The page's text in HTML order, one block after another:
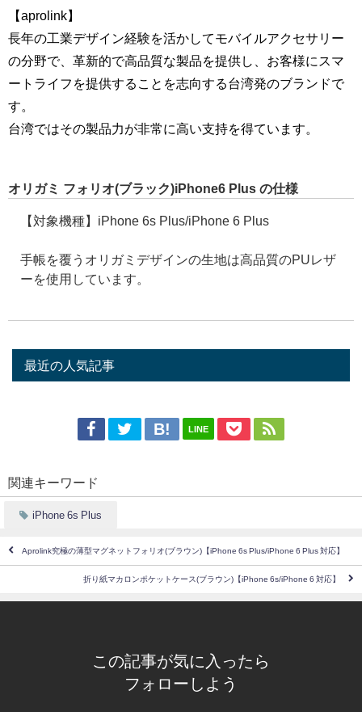
【aprolink】
長年の工業デザイン経験を活かしてモバイルアクセサリー
の分野で、革新的で高品質な製品を提供し、お客様にスマ
ートライフを提供することを志向する台湾発のブランドで
す。
台湾ではその製品力が非常に高い支持を得ています。
オリガミ フォリオ(ブラック)iPhone6 Plus の仕様
【対象機種】iPhone 6s Plus/iPhone 6 Plus
手帳を覆うオリガミデザインの生地は高品質のPUレザ
ーを使用しています。
最近の人気記事
LINE
関連キーワード
iPhone 6s Plus
Aprolink究極の薄型マグネットフォリオ(ブラウン)【iPhone 6s Plus/iPhone 6 Plus 対応】
折り紙マカロンポケットケース(ブラウン)【iPhone 6s/iPhone 6 対応】
この記事が気に入ったら
フォローしよう